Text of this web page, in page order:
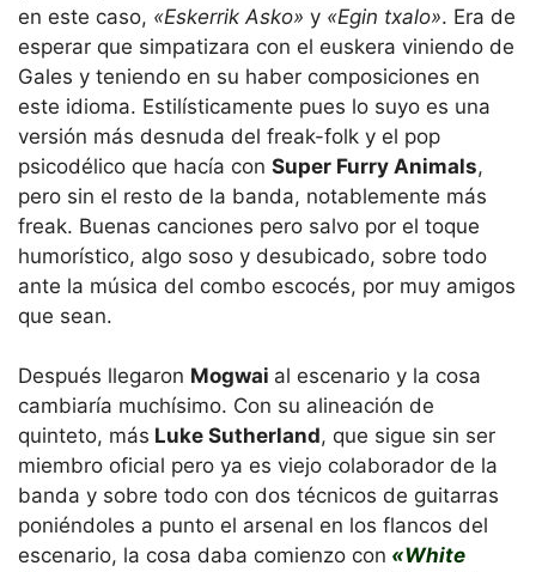
en este caso, «Eskerrik Asko» y «Egin txalo». Era de
esperar que simpatizara con el euskera viniendo de
Gales y teniendo en su haber composiciones en
este idioma. Estilísticamente pues lo suyo es una
versión más desnuda del freak-folk y el pop
psicodélico que hacía con Super Furry Animals,
pero sin el resto de la banda, notablemente más
freak. Buenas canciones pero salvo por el toque
humorístico, algo soso y desubicado, sobre todo
ante la música del combo escocés, por muy amigos
que sean.
Después llegaron Mogwai al escenario y la cosa
cambiaría muchísimo. Con su alineación de
quinteto, más Luke Sutherland, que sigue sin ser
miembro oficial pero ya es viejo colaborador de la
banda y sobre todo con dos técnicos de guitarras
poniéndoles a punto el arsenal en los flancos del
escenario, la cosa daba comienzo con «White